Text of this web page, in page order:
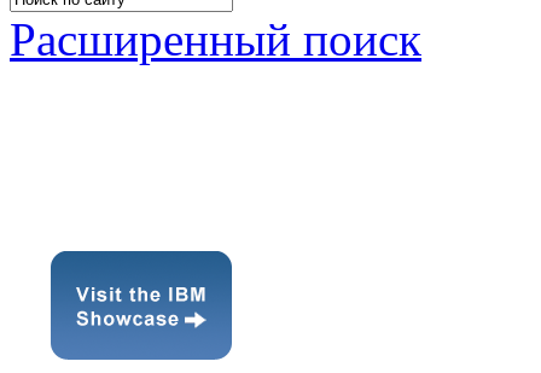
Расширенный поиск